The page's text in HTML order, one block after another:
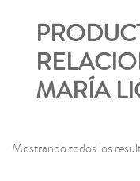
MARÍA
Mostrando todos los